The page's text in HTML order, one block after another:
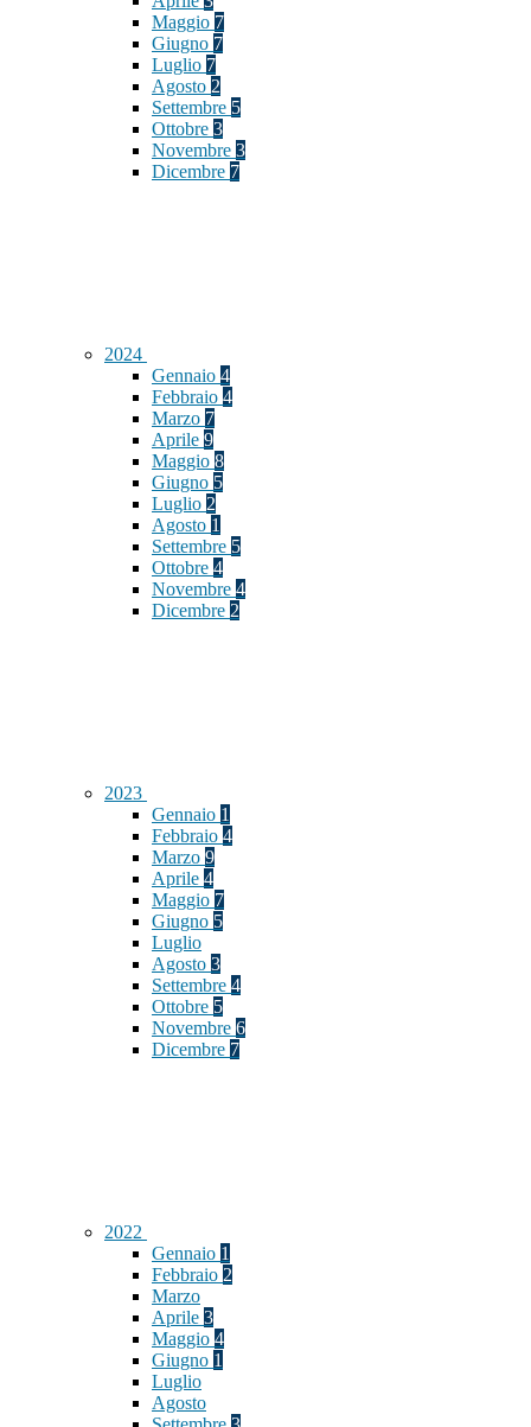
Maggio 7
Giugno 7
Luglio 7
Agosto 2
Settembre 5
Ottobre 3
Novembre 3
Dicembre 7
2024
Gennaio 4
Febbraio 4
Marzo 7
Aprile 9
Maggio 8
Giugno 5
Luglio 2
Agosto 1
Settembre 5
Ottobre 4
Novembre 4
Dicembre 2
2023
Gennaio 1
Febbraio 4
Marzo 9
Aprile 4
Maggio 7
Giugno 5
Luglio
Agosto 3
Settembre 4
Ottobre 5
Novembre 6
Dicembre 7
2022
Gennaio 1
Febbraio 2
Marzo
Aprile 3
Maggio 4
Giugno 1
Luglio
Agosto